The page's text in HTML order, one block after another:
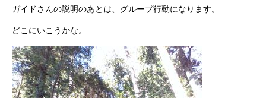
ガイドさんの説明のあとは、グループ行動になります。
どこにいこうかな。